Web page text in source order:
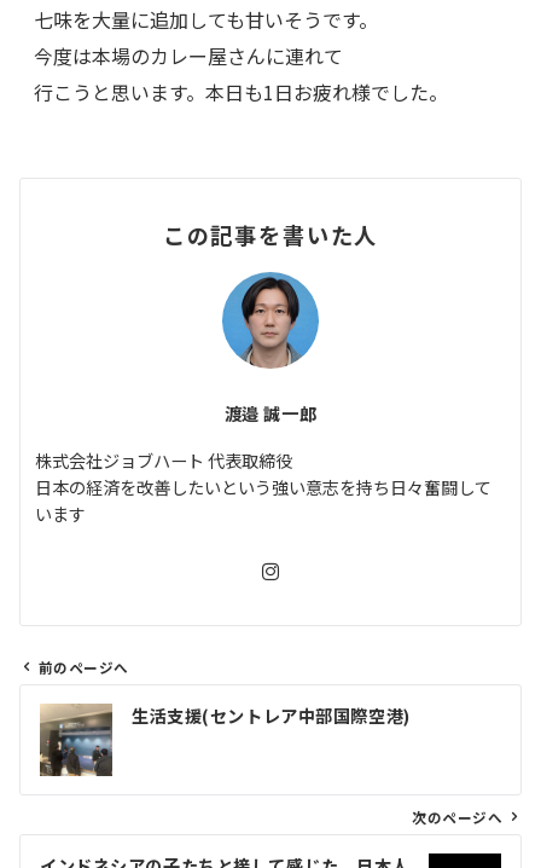
七味を大量に追加しても甘いそうです。
今度は本場のカレー屋さんに連れて
行こうと思います。本日も1日お疲れ様でした。
この記事を書いた人
渡邉 誠一郎
株式会社ジョブハート 代表取締役
日本の経済を改善したいという強い意志を持ち日々奮闘して
います
ビ
前のページへ
生活支援(セントレア中部国際空港)
次のページへ